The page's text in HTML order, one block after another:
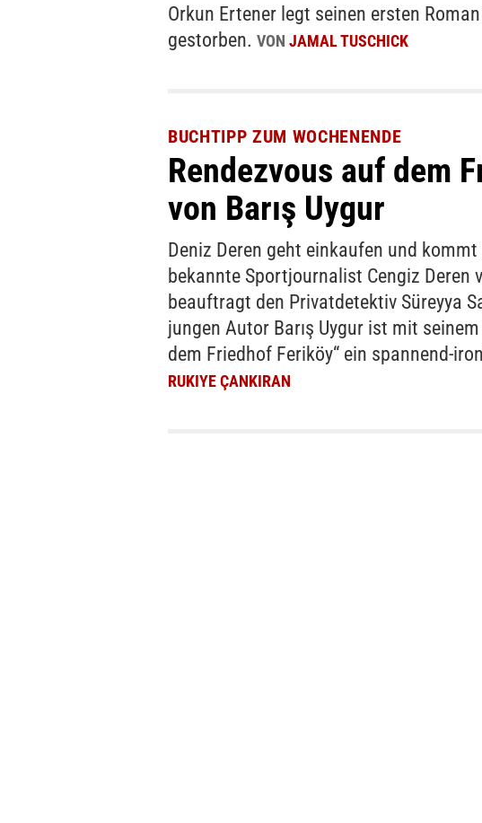
Orkun Ertener legt seinen ersten
gestorben. VON JAMAL TUSCHICK
BUCHTIPP ZUM WOCHENENDE
Rendezvous auf dem
von Barış Uygur
Deniz Deren geht einkaufen und
bekannte Sportjournalist Cengiz Deren
beauftragt den Privatdetektiv Süreyya
jungen Autor Barış Uygur ist mit
dem Friedhof Feriköy“ ein spannend-
RUKIYE ÇANKIRAN